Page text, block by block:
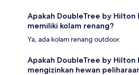
Apakah DoubleTree by Hilton
memiliki kolam renang?
Ya, ada kolam renang outdoor.
Apakah DoubleTree by Hilton
mengizinkan hewan